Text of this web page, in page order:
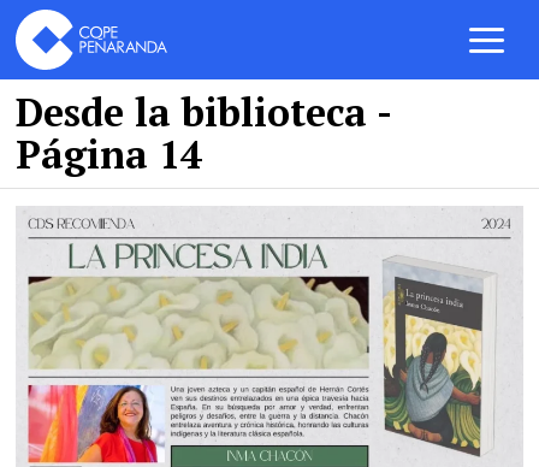
Desde la biblioteca -
Página 14